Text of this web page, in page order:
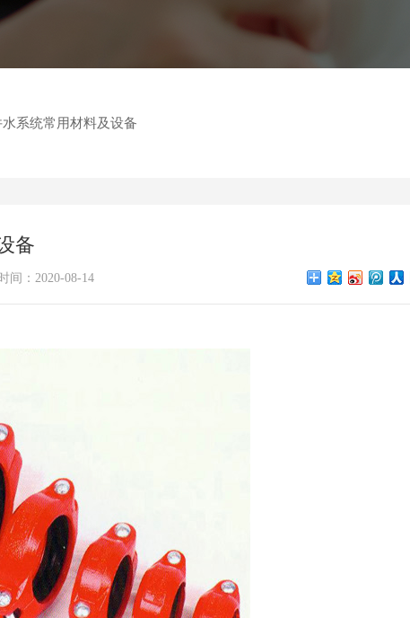
系统常用材料及设备
备
间：2020-08-14